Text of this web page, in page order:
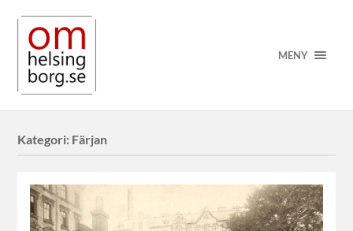
MENY
Kategori: Färjan